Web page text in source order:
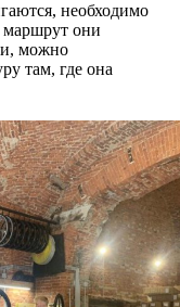
необходимо
маршрут они
можно
там, где она